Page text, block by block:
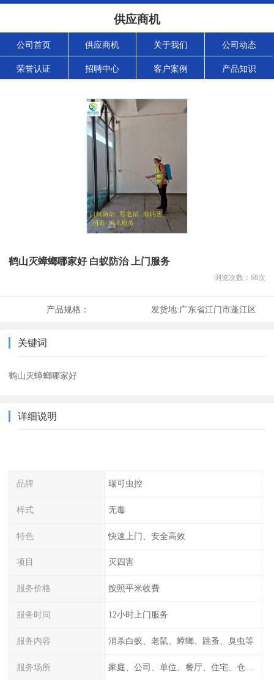
供应商机
公司首页 供应商机 关于我们 公司动态
荣誉认证 招聘中心 客户案例 产品知识
鹤山灭蟑螂哪家好 白蚁防治 上门服务
浏览次数： 68次
产品规格： 发货地:广东省江门市蓬江区
关键词
鹤山灭蟑螂哪家好
详细说明
品牌 瑞可虫控
样式 无毒
特色 快速上门、安全高效
项目 灭四害
服务价格 按照平米收费
服务时间 12小时上门服务
服务内容 消杀白蚁、老鼠、蟑螂、跳蚤、臭虫等
服务场所